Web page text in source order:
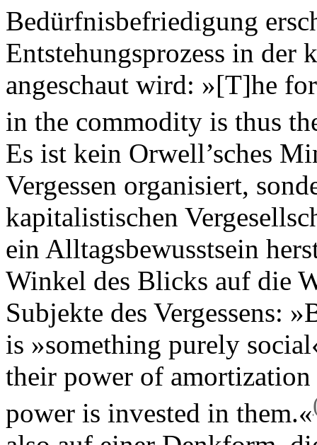
Bedürfnisbefriedigung
Entstehungsprozess in
angeschaut wird: »[T]he
in the commodity is thus
Es ist kein Orwell’sches
Vergessen organisiert,
kapitalistischen
ein Alltagsbewusstsein
Winkel des Blicks auf die
Subjekte des Vergessens:
is »something purely
their power of
power is invested in them.«